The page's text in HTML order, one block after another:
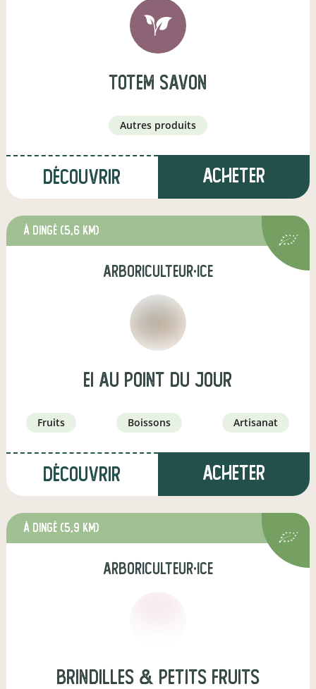
totem savon
autres produits
Découvrir Acheter
à Dingé (5,6 km)
arboriculteur·ice
EI Au point du jour
fruits boissons artisanat
Découvrir Acheter
à Dingé (5,9 km)
arboriculteur·ice
Brindilles & Petits fruits